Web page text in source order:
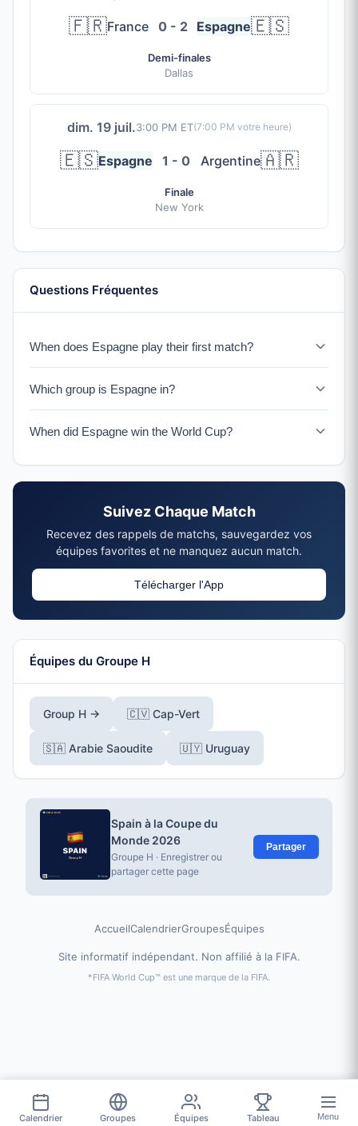
🇫🇷France 0 - 2 Espagne🇪🇸
Demi-finales
Dallas
dim. 19 juil.3:00 PM ET(7:00 PM votre heure)
🇪🇸Espagne 1 - 0 Argentine🇦🇷
Finale
New York
Questions Fréquentes
When does Espagne play their first match?
Which group is Espagne in?
and Cap-Vert.
When did Espagne win the World Cup?
Suivez Chaque Match
Recevez des rappels de matchs, sauvegardez vos
équipes favorites et ne manquez aucun match.
Télécharger l'App
Équipes du Groupe H
Group H → 🇨🇻 Cap-Vert
🇸🇦 Arabie Saoudite 🇺🇾 Uruguay
Spain à la Coupe du
Monde 2026
Groupe H · Enregistrer ou
partager cette page
Partager
AccueilCalendrierGroupesÉquipes
Site informatif indépendant. Non affilié à la FIFA.
*FIFA World Cup™ est une marque de la FIFA.
Calendrier Groupes Équipes Tableau Menu